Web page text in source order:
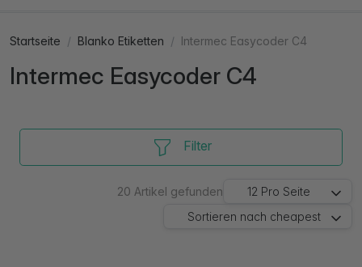
Startseite Blanko Etiketten Intermec Easycoder C4
Intermec Easycoder C4
Filter
20 Artikel gefunden 12 Pro Seite
Sortieren nach cheapest